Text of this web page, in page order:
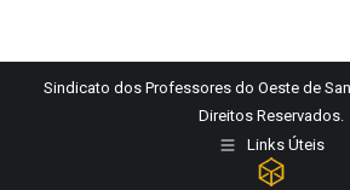
Sindicato dos Professores do Oeste de
Direitos Reservados.
Links Úteis